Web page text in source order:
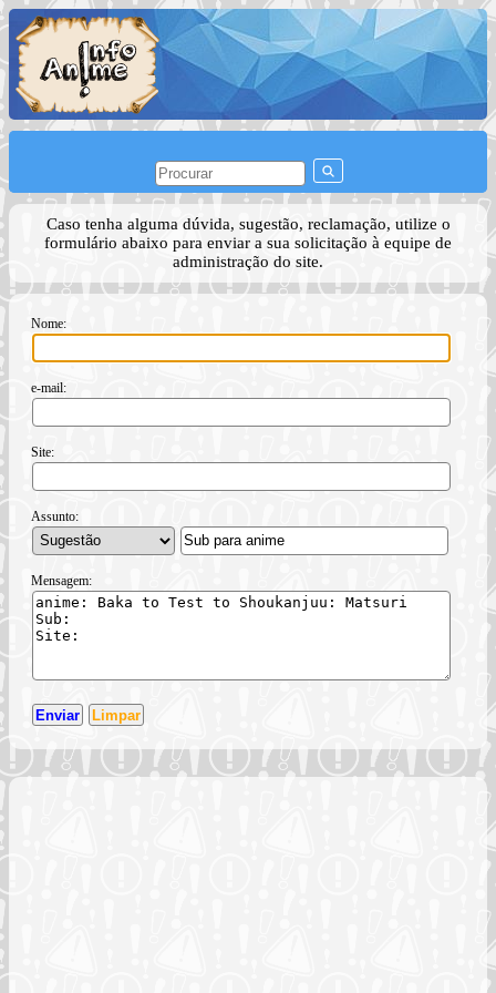
Caso tenha alguma dúvida, sugestão, reclamação, utilize o
formulário abaixo para enviar a sua solicitação à equipe de
administração do site.
Nome:
e-mail:
Site:
Assunto:
Mensagem: